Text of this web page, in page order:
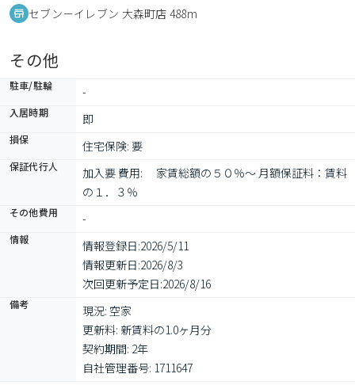
セブン－イレブン 大森町店 488m
その他
駐車/駐輪 -
入居時期 即
損保 住宅保険: 要
保証代行人
加入要 費用: 　家賃総額の５０％～ 月額保証料：賃料
の１．３％
その他費用 -
情報 情報登録日:2026/5/11
情報更新日:2026/8/3
次回更新予定日:2026/8/16
備考
現況: 空家
更新料: 新賃料の1.0ヶ月分
契約期間: 2年
自社管理番号: 1711647